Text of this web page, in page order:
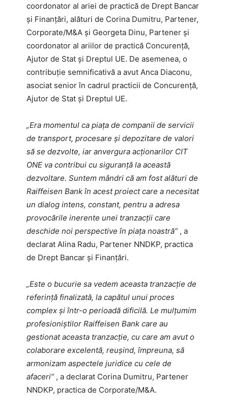
coordonator al ariei de practică de Drept Bancar
și Finanțări, alături de Corina Dumitru, Partener,
Corporate/M&A și Georgeta Dinu, Partener și
coordonator al ariilor de practică Concurență,
Ajutor de Stat și Dreptul UE. De asemenea, o
contribuție semnificativă a avut Anca Diaconu,
asociat senior în cadrul practicii de Concurență,
Ajutor de Stat și Dreptul UE.
„Era momentul ca piața de companii de servicii
de transport, procesare și depozitare de valori
să se dezvolte, iar anvergura acționarilor CIT
ONE va contribui cu siguranță la această
dezvoltare. Suntem mândri că am fost alături de
Raiffeisen Bank în acest proiect care a necesitat
un dialog intens, constant, pentru a adresa
provocările inerente unei tranzacții care
deschide noi perspective în piața noastră” , a
declarat Alina Radu, Partener NNDKP, practica
de Drept Bancar și Finanțări.
„Este o bucurie sa vedem aceasta tranzacție de
referință finalizată, la capătul unui proces
complex și într-o perioadă dificilă. Le mulțumim
profesioniștilor Raiffeisen Bank care au
gestionat aceasta tranzacție, cu care am avut o
colaborare excelentă, reușind, împreuna, să
armonizam aspectele juridice cu cele de
afaceri” , a declarat Corina Dumitru, Partener
NNDKP, practica de Corporate/M&A.